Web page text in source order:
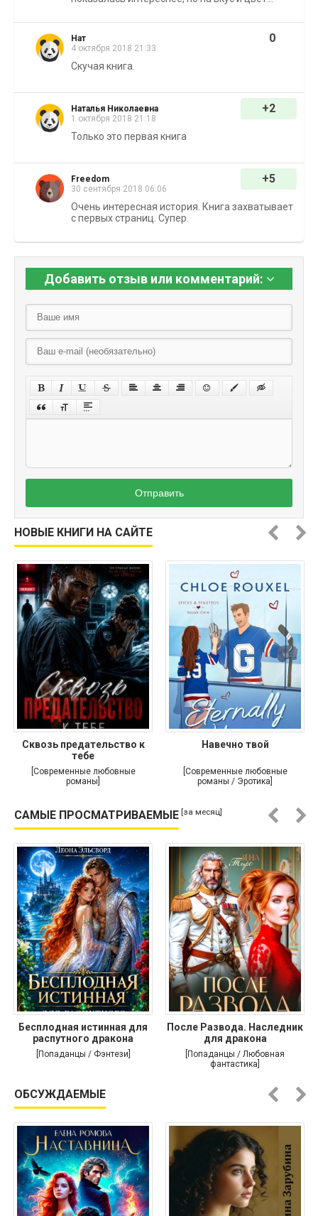
Нат
4 октября 2018 21:33
0
Скучая книга.
Наталья Николаевна
1 октября 2018 21:18
+2
Только это первая книга
Freedom
30 сентября 2018 06:06
+5
Очень интересная история. Книга захватывает
с первых страниц. Супер.
Добавить отзыв или комментарий:
Отправить
НОВЫЕ КНИГИ НА САЙТЕ
Сквозь предательство к
тебе
[Современные любовные
романы]
Навечно твой
[Современные любовные
романы / Эротика]
САМЫЕ ПРОСМАТРИВАЕМЫЕ [за месяц]
Бесплодная истинная для
распутного дракона
[Попаданцы / Фэнтези]
После Развода. Наследник
для дракона
[Попаданцы / Любовная
фантастика]
ОБСУЖДАЕМЫЕ